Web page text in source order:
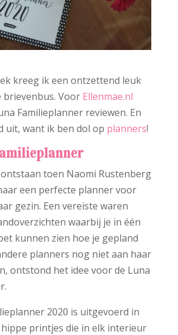
kreeg ik een ontzettend leuk
brievenbus. Voor Ellenmae.nl
Familieplanner reviewen. En
uit, want ik ben dol op planners!
toen Naomi Rustenberg
een perfecte planner voor
gezin. Een vereiste waren
waarbij je in één
kunnen zien hoe je gepland
planners nog niet aan haar
ontstond het idee voor de Luna
2020 is uitgevoerd in
printjes die in elk interieur